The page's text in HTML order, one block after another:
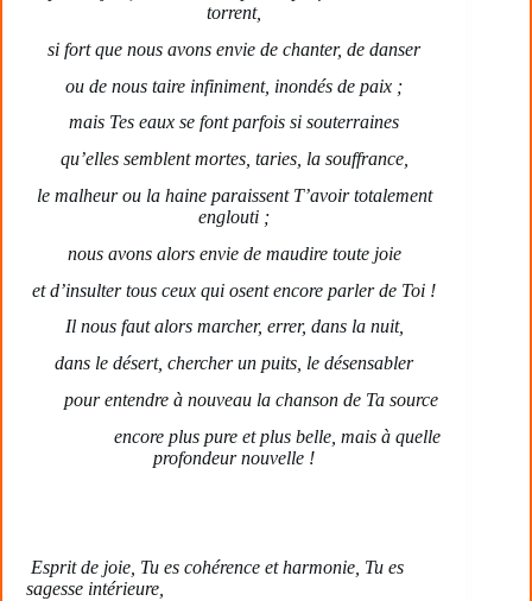
torrent,
si fort que nous avons envie de chanter, de danser
ou de nous taire infiniment, inondés de paix ;
mais Tes eaux se font parfois si souterraines
qu’elles semblent mortes, taries, la souffrance,
le malheur ou la haine paraissent T’avoir totalement
englouti ;
nous avons alors envie de maudire toute joie
et d’insulter tous ceux qui osent encore parler de Toi !
Il nous faut alors marcher, errer, dans la nuit,
dans le désert, chercher un puits, le désensabler
pour entendre à nouveau la chanson de Ta source
encore plus pure et plus belle, mais à quelle
profondeur nouvelle !
Esprit de joie, Tu es cohérence et harmonie, Tu es
sagesse intérieure,